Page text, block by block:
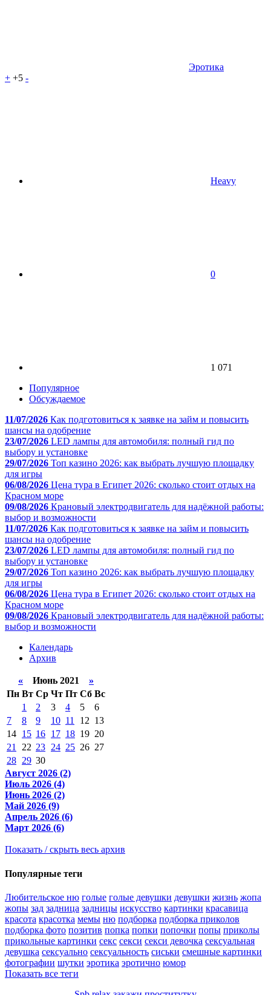
Эротика
+ +5 -
Heavy
0
1 071
Популярное
Обсуждаемое
11/07/2026 Как подготовиться к заявке на займ и повысить
шансы на одобрение
23/07/2026 LED лампы для автомобиля: полный гид по
выбору и установке
29/07/2026 Топ казино 2026: как выбрать лучшую площадку
для игры
06/08/2026 Цена тура в Египет 2026: сколько стоит отдых на
Красном море
09/08/2026 Крановый электродвигатель для надёжной работы:
выбор и возможности
11/07/2026 Как подготовиться к заявке на займ и повысить
шансы на одобрение
23/07/2026 LED лампы для автомобиля: полный гид по
выбору и установке
29/07/2026 Топ казино 2026: как выбрать лучшую площадку
для игры
06/08/2026 Цена тура в Египет 2026: сколько стоит отдых на
Красном море
09/08/2026 Крановый электродвигатель для надёжной работы:
выбор и возможности
Календарь
Архив
« Июнь 2021 »
Пн Вт Ср Чт Пт Сб Вс
1
2 3 4 5
6
7
8 9 10 11 12 13
14 15 16 17 18 19 20
21 22 23 24 25 26 27
28 29 30
Август 2026 (2)
Июль 2026 (4)
Июнь 2026 (2)
Май 2026 (9)
Апрель 2026 (6)
Март 2026 (6)
Показать / скрыть весь архив
Популярные теги
Любительское ню голые голые девушки девушки жизнь жопа
жопы зад задница задницы искусство картинки красавица
красота красотка мемы ню подборка подборка приколов
подборка фото позитив попка попки попочки попы приколы
прикольные картинки секс секси секси девочка сексуальная
девушка сексуально сексуальность сиськи смешные картинки
фотографии шутки эротика эротично юмор
Показать все теги